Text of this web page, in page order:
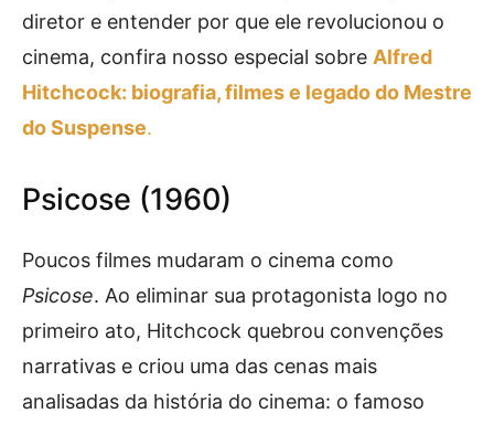
diretor e entender por que ele revolucionou o
cinema, confira nosso especial sobre Alfred
Hitchcock: biografia, filmes e legado do Mestre
do Suspense.
Psicose (1960)
Poucos filmes mudaram o cinema como
Psicose. Ao eliminar sua protagonista logo no
primeiro ato, Hitchcock quebrou convenções
narrativas e criou uma das cenas mais
analisadas da história do cinema: o famoso